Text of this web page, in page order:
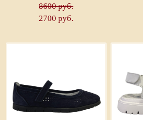
8600 руб.
2700 руб.